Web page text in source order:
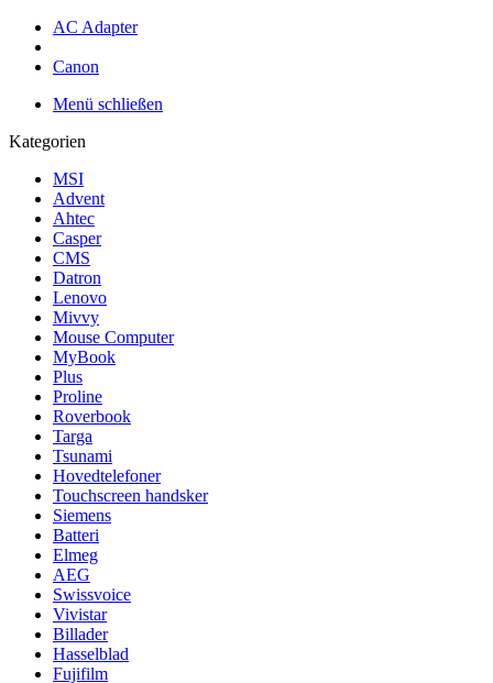
AC Adapter
Canon
Menü schließen
Kategorien
MSI
Advent
Ahtec
Casper
CMS
Datron
Lenovo
Mivvy
Mouse Computer
MyBook
Plus
Proline
Roverbook
Targa
Tsunami
Hovedtelefoner
Touchscreen handsker
Siemens
Batteri
Elmeg
AEG
Swissvoice
Vivistar
Billader
Hasselblad
Fujifilm